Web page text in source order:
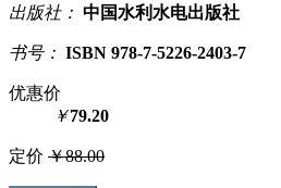
出版社： 中国水利水电出版社
书号： ISBN 978-7-5226-2403-7
优惠价
￥79.20
定价 ￥88.00